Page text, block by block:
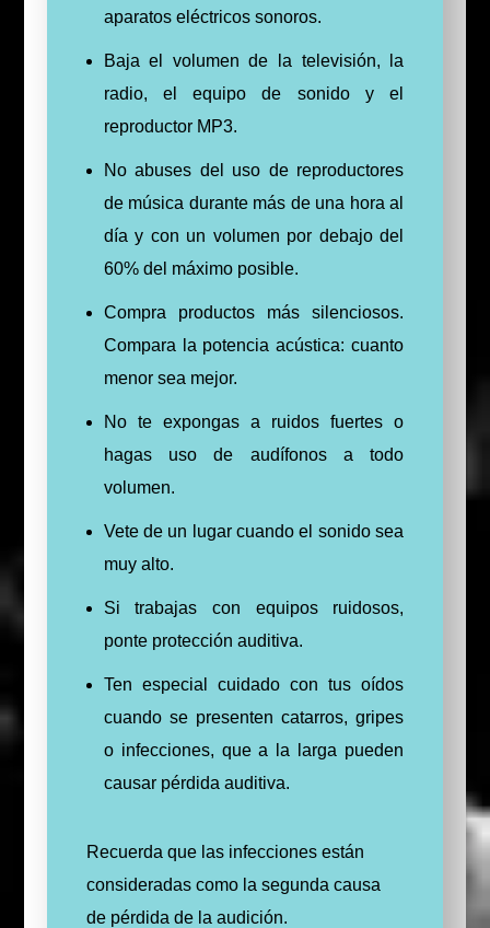
aparatos eléctricos sonoros.
Baja el volumen de la televisión, la
radio, el equipo de sonido y el
reproductor MP3.
No abuses del uso de reproductores
de música durante más de una hora al
día y con un volumen por debajo del
60% del máximo posible.
Compra productos más silenciosos.
Compara la potencia acústica: cuanto
menor sea mejor.
No te expongas a ruidos fuertes o
hagas uso de audífonos a todo
volumen.
Vete de un lugar cuando el sonido sea
muy alto.
Si trabajas con equipos ruidosos,
ponte protección auditiva.
Ten especial cuidado con tus oídos
cuando se presenten catarros, gripes
o infecciones, que a la larga pueden
causar pérdida auditiva.
Recuerda que las infecciones están
consideradas como la segunda causa
de pérdida de la audición.